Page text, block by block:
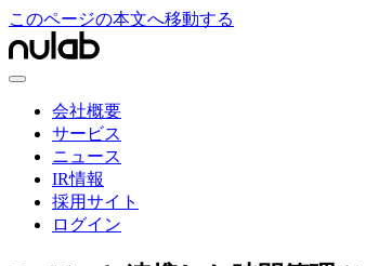
このページの本文へ移動する
会社概要
サービス
ニュース
IR情報
採用サイト
ログイン